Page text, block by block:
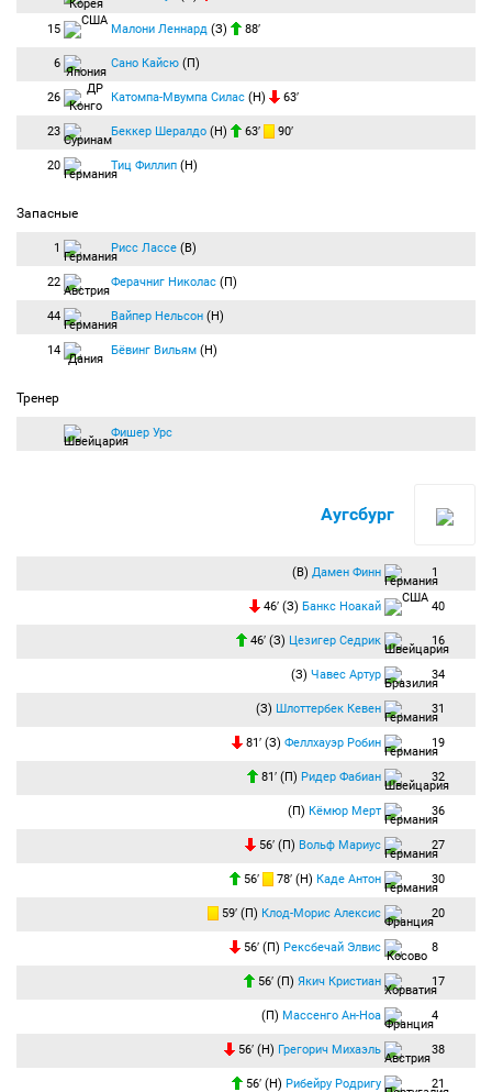
15 Малони Леннард (З) 88′
6 Сано Кайсю (П)
26 Катомпа-Мвумпа Силас (Н) 63′
23 Беккер Шералдо (Н) 63′ 90′
20 Тиц Филлип (Н)
Запасные
1 Рисс Лассе (В)
22 Ферачниг Николас (П)
44 Вайпер Нельсон (Н)
14 Бёвинг Вильям (Н)
Тренер
Фишер Урс
Аугсбург
(В) Дамен Финн 1
46′ (З) Банкс Ноакай 40
46′ (З) Цезигер Седрик 16
(З) Чавес Артур 34
(З) Шлоттербек Кевен 31
81′ (З) Феллхауэр Робин 19
81′ (П) Ридер Фабиан 32
(П) Кёмюр Мерт 36
56′ (П) Вольф Мариус 27
56′ 78′ (Н) Каде Антон 30
59′ (П) Клод-Морис Алексис 20
56′ (П) Рексбечай Элвис 8
56′ (П) Якич Кристиан 17
(П) Массенго Ан-Ноа 4
56′ (Н) Грегорич Михаэль 38
56′ (Н) Рибейру Родригу 21